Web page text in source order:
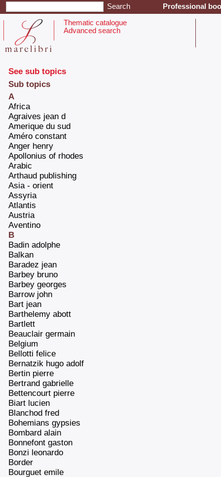
Professional
Thematic catalogue
Advanced search
See sub topics
Sub topics
A
‎Africa‎
‎Agraives jean d‎
‎Amerique du sud‎
‎Améro constant‎
‎Anger henry‎
‎Apollonius of rhodes‎
‎Arabic‎
‎Arthaud publishing‎
‎Asia - orient‎
‎Assyria‎
‎Atlantis‎
‎Austria‎
‎Aventino‎
B
‎Badin adolphe‎
‎Balkan‎
‎Baradez jean‎
‎Barbey bruno‎
‎Barbey georges‎
‎Barrow john‎
‎Bart jean ‎
‎Barthelemy abott‎
‎Bartlett‎
‎Beauclair germain‎
‎Belgium‎
‎Bellotti felice‎
‎Bernatzik hugo adolf‎
‎Bertin pierre‎
‎Bertrand gabrielle‎
‎Bettencourt pierre‎
‎Biart lucien‎
‎Blanchod fred‎
‎Bohemians gypsies‎
‎Bombard alain‎
‎Bonnefont gaston‎
‎Bonzi leonardo‎
‎Border‎
‎Bourguet emile‎